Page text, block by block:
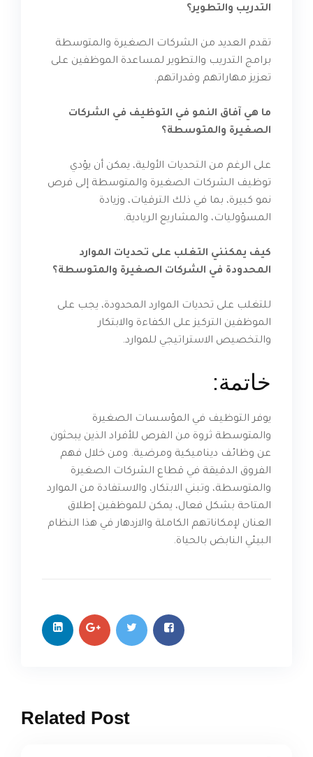
التدريب والتطوير؟
تقدم العديد من الشركات الصغيرة والمتوسطة
برامج التدريب والتطوير لمساعدة الموظفين على
تعزيز مهاراتهم وقدراتهم.
ما هي آفاق النمو في التوظيف في الشركات
الصغيرة والمتوسطة؟
على الرغم من التحديات الأولية، يمكن أن يؤدي
توظيف الشركات الصغيرة والمتوسطة إلى فرص
نمو كبيرة، بما في ذلك الترقيات، وزيادة
المسؤوليات، والمشاريع الريادية.
كيف يمكنني التغلب على تحديات الموارد
المحدودة في الشركات الصغيرة والمتوسطة؟
للتغلب على تحديات الموارد المحدودة، يجب على
الموظفين التركيز على الكفاءة والابتكار
والتخصيص الاستراتيجي للموارد.
خاتمة:
يوفر التوظيف في المؤسسات الصغيرة
والمتوسطة ثروة من الفرص للأفراد الذين يبحثون
عن وظائف ديناميكية ومرضية. ومن خلال فهم
الفروق الدقيقة في قطاع الشركات الصغيرة
والمتوسطة، وتبني الابتكار، والاستفادة من الموارد
المتاحة بشكل فعال، يمكن للموظفين إطلاق
العنان لإمكاناتهم الكاملة والازدهار في هذا النظام
البيئي النابض بالحياة.
Related Post